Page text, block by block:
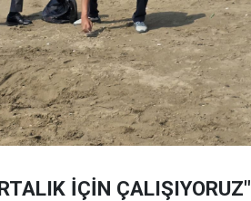
İÇİN ÇALIŞIYORUZ"